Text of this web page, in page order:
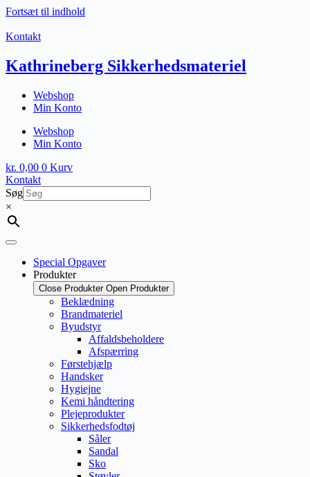
Fortsæt til indhold
Kontakt
Kathrineberg Sikkerhedsmateriel
Webshop
Min Konto
Webshop
Min Konto
kr. 0,00 0 Kurv
Kontakt
Søg
×
Special Opgaver
Produkter
Close Produkter Open Produkter
Beklædning
Brandmateriel
Byudstyr
Affaldsbeholdere
Afspærring
Førstehjælp
Handsker
Hygiejne
Kemi håndtering
Plejeprodukter
Sikkerhedsfodtøj
Såler
Sandal
Sko